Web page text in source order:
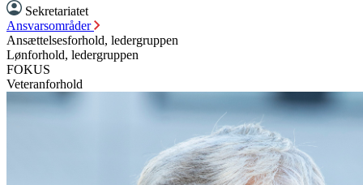
Sekretariatet
Ansvarsområder
Ansættelsesforhold, ledergruppen
Lønforhold, ledergruppen
FOKUS
Veteranforhold